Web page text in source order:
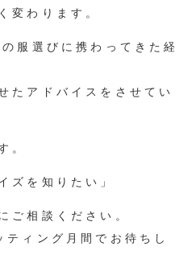
変わります。
服選びに携わってきた経
たアドバイスをさせてい
。
ズを知りたい」
ご相談ください。
ィング月間でお待ちし